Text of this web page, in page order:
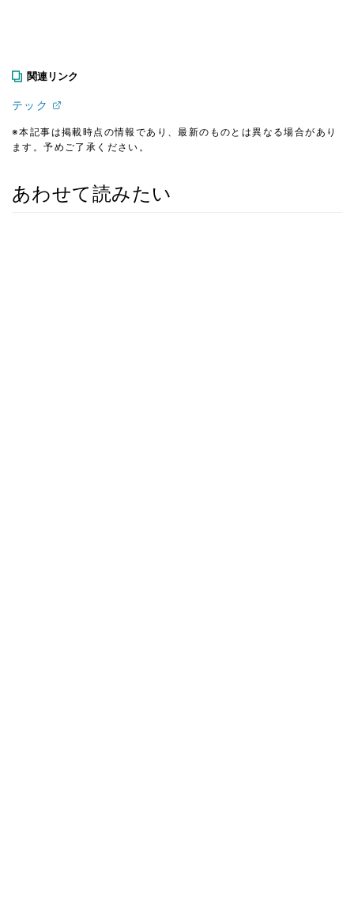
関連リンク
テック
※本記事は掲載時点の情報であり、最新のものとは異なる場合があり
ます。予めご了承ください。
あわせて読みたい